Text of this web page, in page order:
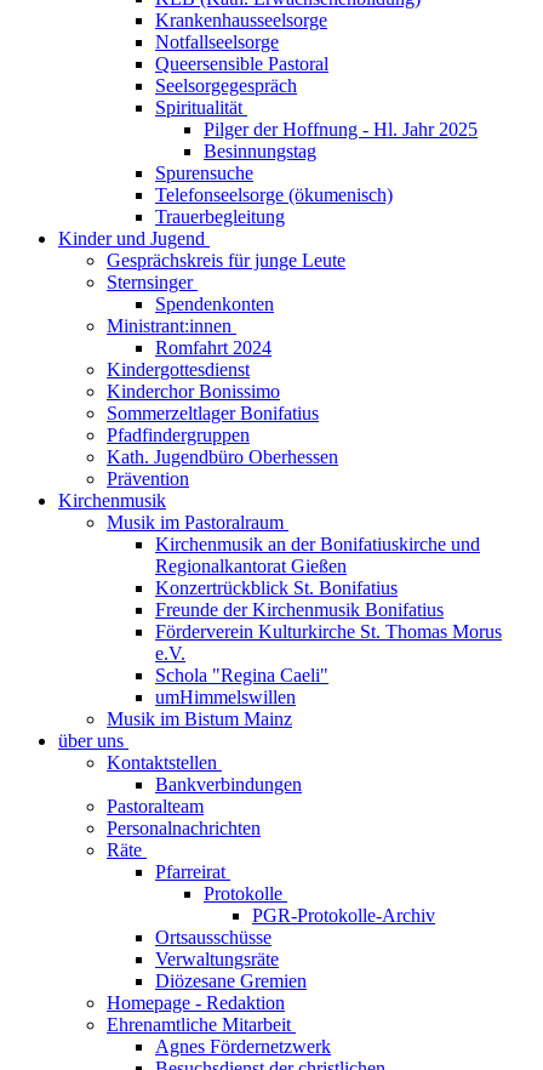
Krankenhausseelsorge
Notfallseelsorge
Queersensible Pastoral
Seelsorgegespräch
Spiritualität
Pilger der Hoffnung - Hl. Jahr 2025
Besinnungstag
Spurensuche
Telefonseelsorge (ökumenisch)
Trauerbegleitung
Kinder und Jugend
Gesprächskreis für junge Leute
Sternsinger
Spendenkonten
Ministrant:innen
Romfahrt 2024
Kindergottesdienst
Kinderchor Bonissimo
Sommerzeltlager Bonifatius
Pfadfindergruppen
Kath. Jugendbüro Oberhessen
Prävention
Kirchenmusik
Musik im Pastoralraum
Kirchenmusik an der Bonifatiuskirche und
Regionalkantorat Gießen
Konzertrückblick St. Bonifatius
Freunde der Kirchenmusik Bonifatius
Förderverein Kulturkirche St. Thomas Morus
e.V.
Schola "Regina Caeli"
umHimmelswillen
Musik im Bistum Mainz
über uns
Kontaktstellen
Bankverbindungen
Pastoralteam
Personalnachrichten
Räte
Pfarreirat
Protokolle
PGR-Protokolle-Archiv
Ortsausschüsse
Verwaltungsräte
Diözesane Gremien
Homepage - Redaktion
Ehrenamtliche Mitarbeit
Agnes Fördernetzwerk